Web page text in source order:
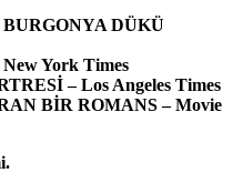
DÜKÜ
York Times
– Los Angeles Times
BİR ROMANS – Movie